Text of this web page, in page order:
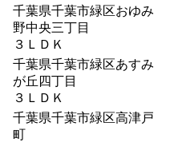
千葉県千葉市緑区おゆみ
野中央三丁目
３ＬＤＫ
千葉県千葉市緑区あすみ
が丘四丁目
３ＬＤＫ
千葉県千葉市緑区高津戸
町